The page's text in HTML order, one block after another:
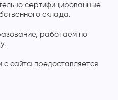
сертифицированные
склада.
работаем по
с сайта предоставляется